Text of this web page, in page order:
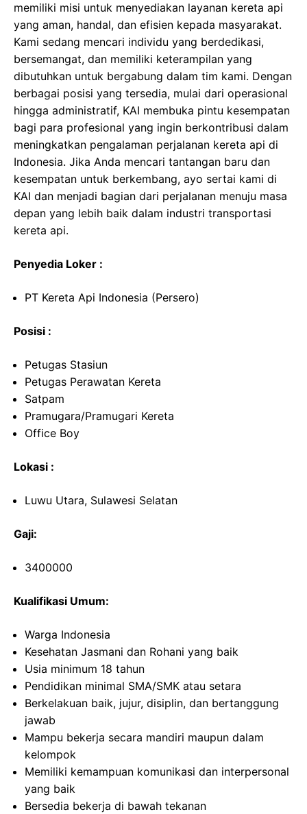
memiliki misi untuk menyediakan layanan kereta api
yang aman, handal, dan efisien kepada masyarakat.
Kami sedang mencari individu yang berdedikasi,
bersemangat, dan memiliki keterampilan yang
dibutuhkan untuk bergabung dalam tim kami. Dengan
berbagai posisi yang tersedia, mulai dari operasional
hingga administratif, KAI membuka pintu kesempatan
bagi para profesional yang ingin berkontribusi dalam
meningkatkan pengalaman perjalanan kereta api di
Indonesia. Jika Anda mencari tantangan baru dan
kesempatan untuk berkembang, ayo sertai kami di
KAI dan menjadi bagian dari perjalanan menuju masa
depan yang lebih baik dalam industri transportasi
kereta api.
Penyedia Loker :
PT Kereta Api Indonesia (Persero)
Posisi :
Petugas Stasiun
Petugas Perawatan Kereta
Satpam
Pramugara/Pramugari Kereta
Office Boy
Lokasi :
Luwu Utara, Sulawesi Selatan
Gaji:
3400000
Kualifikasi Umum:
Warga Indonesia
Kesehatan Jasmani dan Rohani yang baik
Usia minimum 18 tahun
Pendidikan minimal SMA/SMK atau setara
Berkelakuan baik, jujur, disiplin, dan bertanggung
jawab
Mampu bekerja secara mandiri maupun dalam
kelompok
Memiliki kemampuan komunikasi dan interpersonal
yang baik
Bersedia bekerja di bawah tekanan